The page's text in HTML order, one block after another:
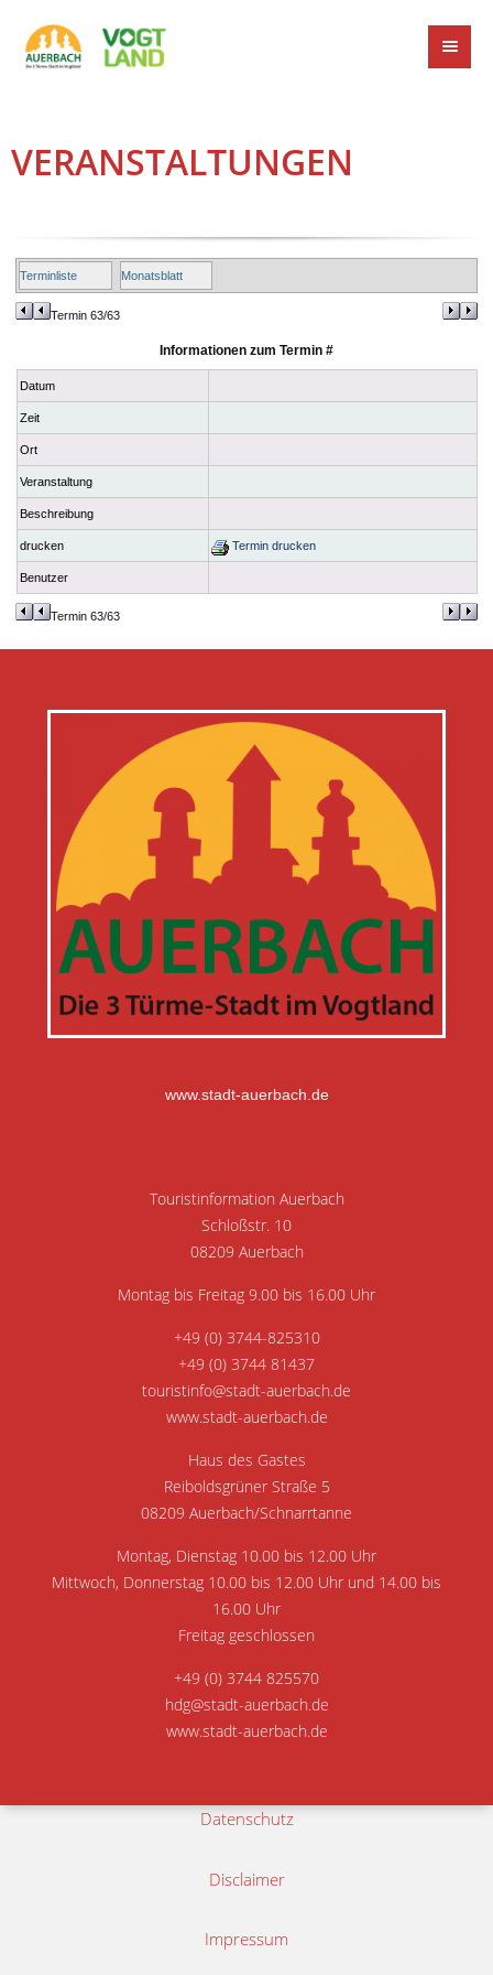
VERANSTALTUNGEN
Terminliste Monatsblatt
Termin 63/63
Informationen zum Termin #
Datum
Zeit
Ort
Veranstaltung
Beschreibung
drucken Termin drucken
Benutzer
Termin 63/63
www.stadt-auerbach.de
Touristinformation Auerbach
Schloßstr. 10
08209 Auerbach
Montag bis Freitag 9.00 bis 16.00 Uhr
+49 (0) 3744-825310
+49 (0) 3744 81437
touristinfo@stadt-auerbach.de
www.stadt-auerbach.de
Haus des Gastes
Reiboldsgrüner Straße 5
08209 Auerbach/Schnarrtanne
Montag, Dienstag 10.00 bis 12.00 Uhr
Mittwoch, Donnerstag 10.00 bis 12.00 Uhr und 14.00 bis
16.00 Uhr
Freitag geschlossen
+49 (0) 3744 825570
hdg@stadt-auerbach.de
www.stadt-auerbach.de
Datenschutz
Disclaimer
Impressum